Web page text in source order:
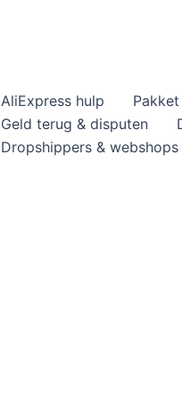
AliExpress hulp
Geld terug & disputen
Dropshippers & webshops